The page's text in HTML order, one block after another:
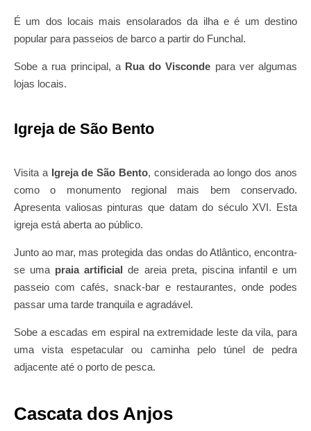
É um dos locais mais ensolarados da ilha e é um destino
popular para passeios de barco a partir do Funchal.
Sobe a rua principal, a Rua do Visconde para ver algumas
lojas locais.
Igreja de São Bento
Visita a Igreja de São Bento, considerada ao longo dos anos
como o monumento regional mais bem conservado.
Apresenta valiosas pinturas que datam do século XVI. Esta
igreja está aberta ao público.
Junto ao mar, mas protegida das ondas do Atlântico, encontra-
se uma praia artificial de areia preta, piscina infantil e um
passeio com cafés, snack-bar e restaurantes, onde podes
passar uma tarde tranquila e agradável.
Sobe a escadas em espiral na extremidade leste da vila, para
uma vista espetacular ou caminha pelo túnel de pedra
adjacente até o porto de pesca.
Cascata dos Anjos